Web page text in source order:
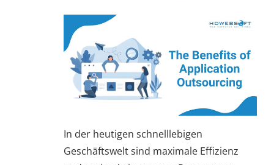
In der heutigen schnelllebigen
Geschäftswelt sind maximale Effizienz